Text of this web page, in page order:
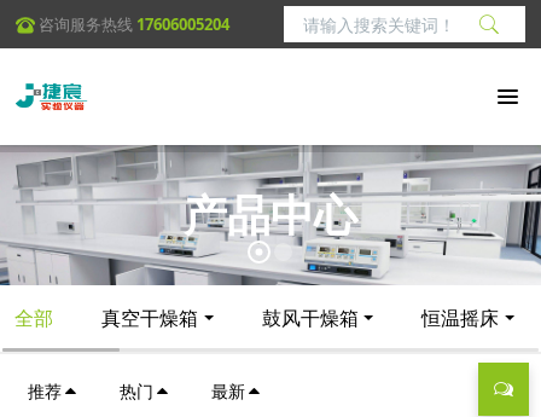
咨询服务热线 17606005204
产品中心
全部 真空干燥箱 鼓风干燥箱 恒温摇床
推荐 热门 最新